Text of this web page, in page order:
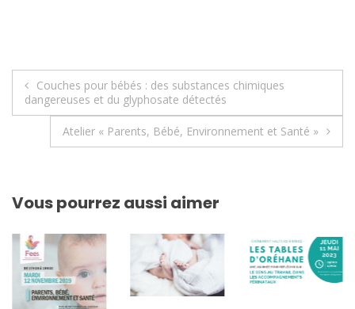
Navigation
de
l’article
Couches pour bébés : des substances chimiques
dangereuses et du glyphosate détectés
Atelier « Parents, Bébé, Environnement et Santé »
Vous pourrez aussi aimer